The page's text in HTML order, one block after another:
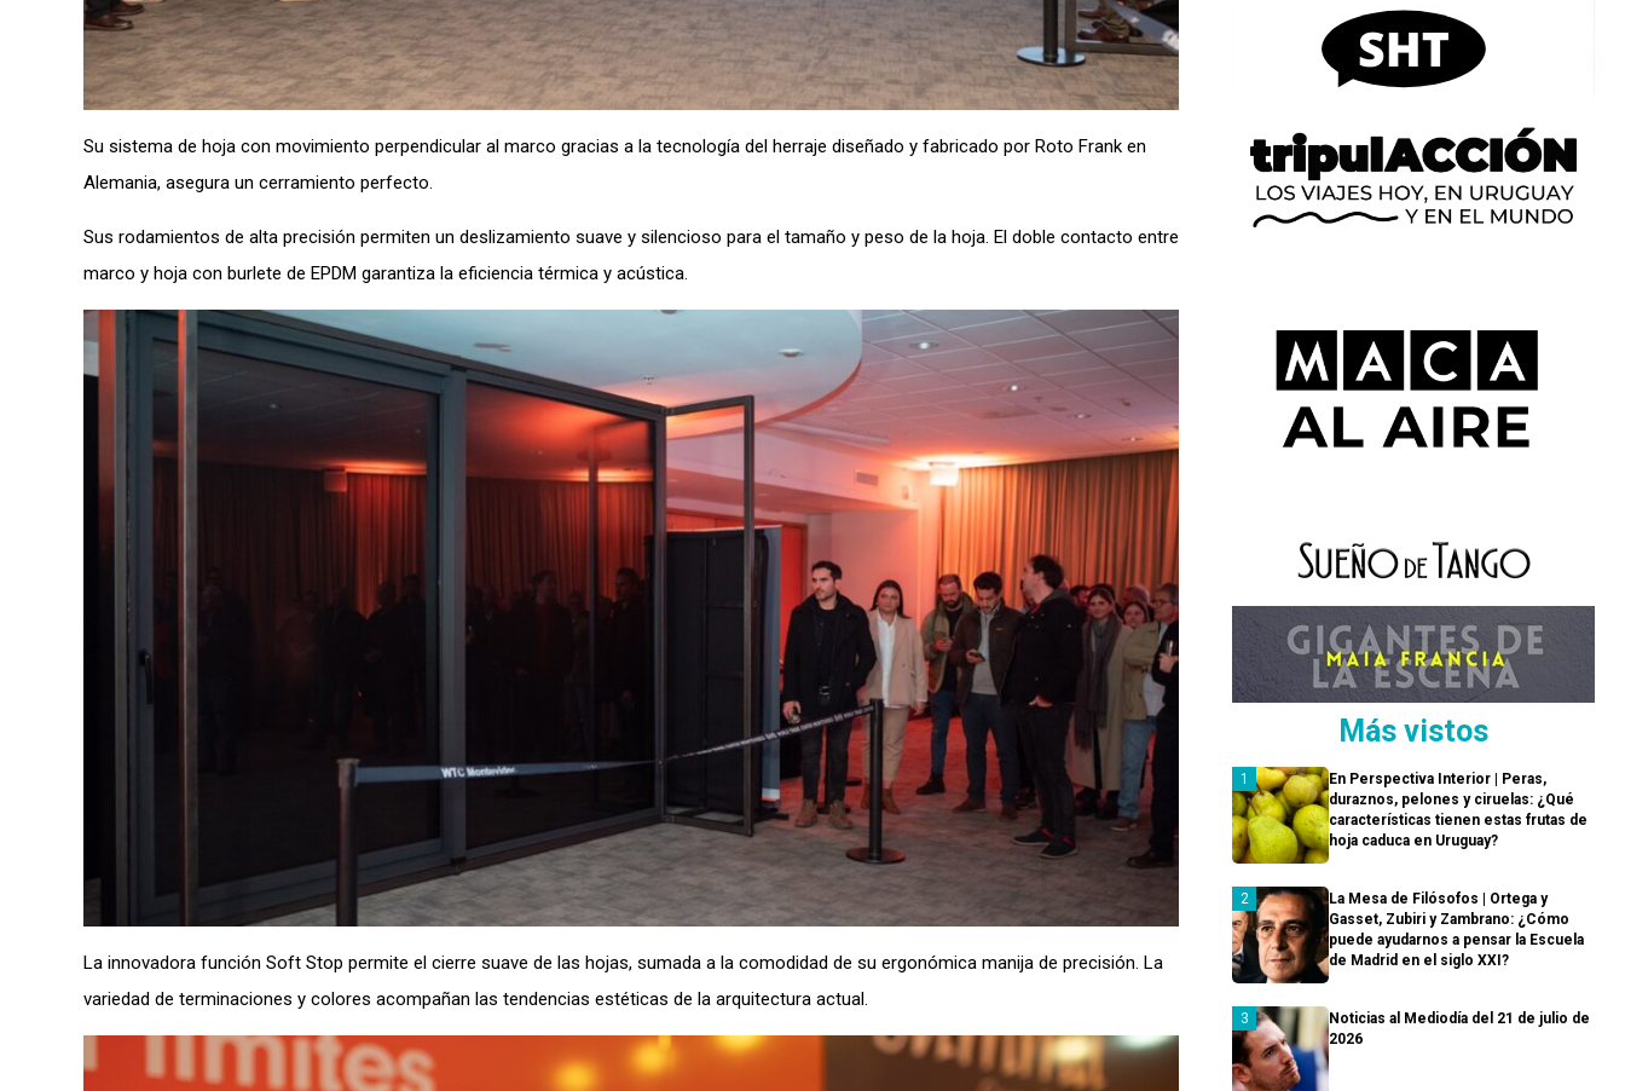
Su sistema de hoja con movimiento perpendicular al marco gracias a la tecnología del herraje diseñado y fabricado por Roto Frank en
Alemania, asegura un cerramiento perfecto.
Sus rodamientos de alta precisión permiten un deslizamiento suave y silencioso para el tamaño y peso de la hoja. El doble contacto entre
marco y hoja con burlete de EPDM garantiza la eficiencia térmica y acústica.
La innovadora función Soft Stop permite el cierre suave de las hojas, sumada a la comodidad de su ergonómica manija de precisión. La
variedad de terminaciones y colores acompañan las tendencias estéticas de la arquitectura actual.
Más vistos
En Perspectiva Interior | Peras,
duraznos, pelones y ciruelas: ¿Qué
características tienen estas frutas de
hoja caduca en Uruguay?
La Mesa de Filósofos | Ortega y
Gasset, Zubiri y Zambrano: ¿Cómo
puede ayudarnos a pensar la Escuela
de Madrid en el siglo XXI?
Noticias al Mediodía del 21 de julio de
2026